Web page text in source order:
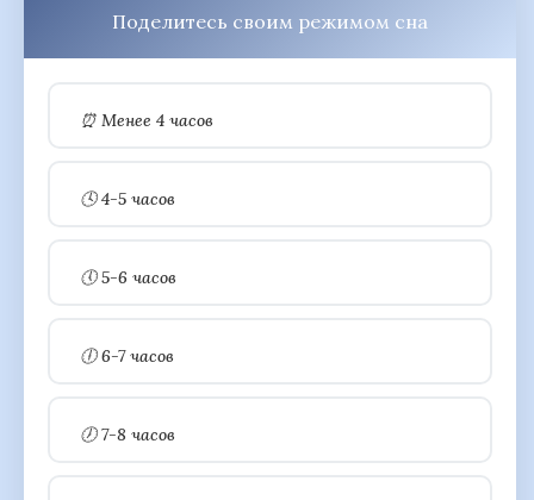
Поделитесь своим режимом сна
⏰ Менее 4 часов
🕓 4-5 часов
🕔 5-6 часов
🕕 6-7 часов
🕖 7-8 часов